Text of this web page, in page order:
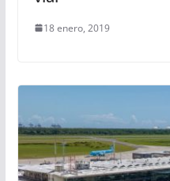
18 enero, 2019